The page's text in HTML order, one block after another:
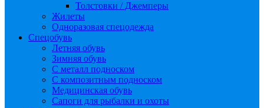
Толстовки / Джемперы
Жилеты
Одноразовая спецодежда
Спецобувь
Летняя обувь
Зимняя обувь
С металл подноском
С композитным подноском
Медицинская обувь
Сапоги для рыбалки и охоты